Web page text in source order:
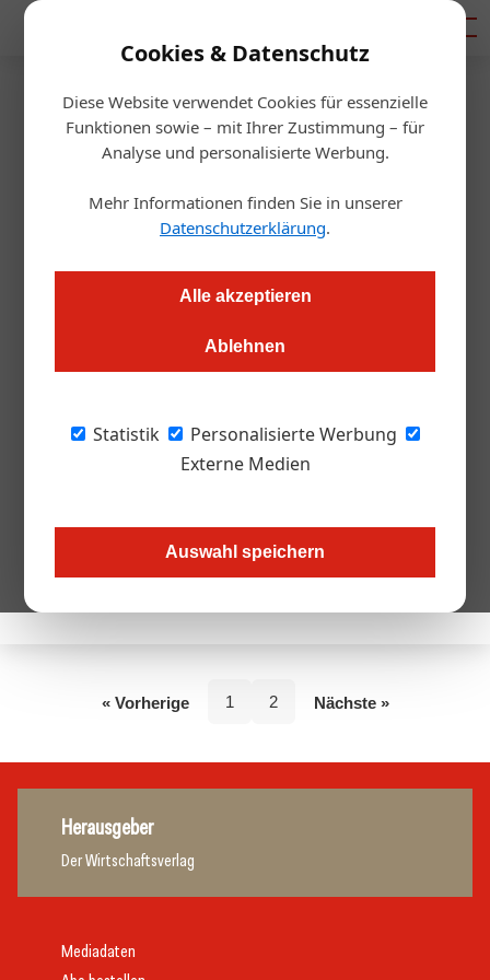
Cookies & Datenschutz
Diese Website verwendet Cookies für essenzielle
Funktionen sowie – mit Ihrer Zustimmung – für
Analyse und personalisierte Werbung.
Mehr Informationen finden Sie in unserer
Datenschutzerklärung.
Alle akzeptieren
Ablehnen
Statistik
Personalisierte Werbung
Externe Medien
Auswahl speichern
Artikel von Daniel
Gissenwehrer
Daniel Gissenwehrer
Keine Beiträge von diesem Autor.
« Vorherige 1 2 Nächste »
Herausgeber
Der Wirtschaftsverlag
Mediadaten